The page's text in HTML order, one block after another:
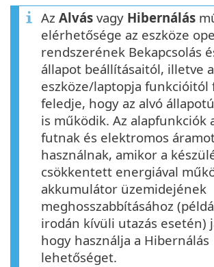
Az Alvás vagy Hibernálás
elérhetősége az eszköze
rendszerének Bekapcsolás
állapot beállításaitól, illetve
eszköze/laptopja funkcióitól
feledje, hogy az alvó
is működik. Az alapfunkciók
futnak és elektromos
használnak, amikor a
csökkentett energiával
akkumulátor üzemidejének
meghosszabbításához
irodán kívüli utazás esetén)
hogy használja a Hibernálás
lehetőséget.